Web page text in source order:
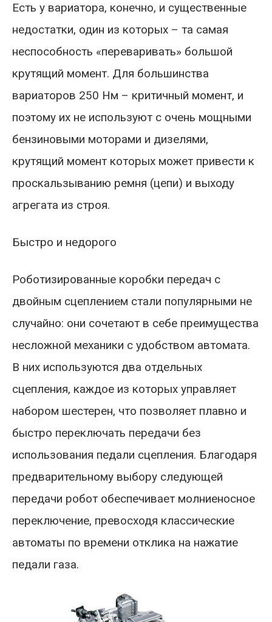
Есть у вариатора, конечно, и существенные
недостатки, один из которых – та самая
неспособность «переваривать» большой
крутящий момент. Для большинства
вариаторов 250 Нм – критичный момент, и
поэтому их не используют с очень мощными
бензиновыми моторами и дизелями,
крутящий момент которых может привести к
проскальзыванию ремня (цепи) и выходу
агрегата из строя.
Быстро и недорого
Роботизированные коробки передач с
двойным сцеплением стали популярными не
случайно: они сочетают в себе преимущества
несложной механики с удобством автомата.
В них используются два отдельных
сцепления, каждое из которых управляет
набором шестерен, что позволяет плавно и
быстро переключать передачи без
использования педали сцепления. Благодаря
предварительному выбору следующей
передачи робот обеспечивает молниеносное
переключение, превосходя классические
автоматы по времени отклика на нажатие
педали газа.